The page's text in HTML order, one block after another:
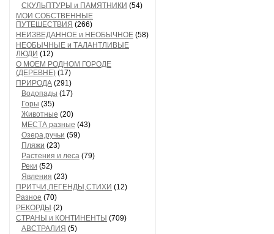
СКУЛЬПТУРЫ и ПАМЯТНИКИ (54)
МОИ СОБСТВЕННЫЕ
ПУТЕШЕСТВИЯ (266)
НЕИЗВЕДАННОЕ и НЕОБЫЧНОЕ (58)
НЕОБЫЧНЫЕ и ТАЛАНТЛИВЫЕ
ЛЮДИ (12)
О МОЕМ РОДНОМ ГОРОДЕ
(ДЕРЕВНЕ) (17)
ПРИРОДА (291)
Водопады (17)
Горы (35)
Животные (20)
МЕСТА разные (43)
Озера,ручьи (59)
Пляжи (23)
Растения и леса (79)
Реки (52)
Явления (23)
ПРИТЧИ,ЛЕГЕНДЫ,СТИХИ (12)
Разное (70)
РЕКОРДЫ (2)
СТРАНЫ и КОНТИНЕНТЫ (709)
АВСТРАЛИЯ (5)